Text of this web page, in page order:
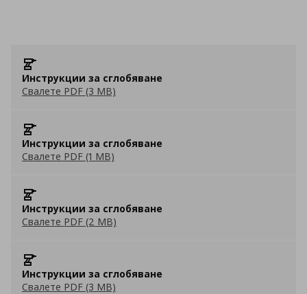
Инструкции за сглобяване
Свалете PDF (3 MB)
Инструкции за сглобяване
Свалете PDF (1 MB)
Инструкции за сглобяване
Свалете PDF (2 MB)
Инструкции за сглобяване
Свалете PDF (3 MB)